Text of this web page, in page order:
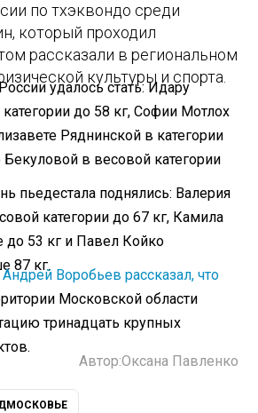
по тхэквондо среди
который проходил
рассказали в региональном
культуры и спорта.
удалось стать: Идару
до 58 кг, Софии Мотлох
Ряднинской в категории
в весовой категории
пьедестала поднялись: Валерия
категории до 67 кг, Камила
до 53 кг и Павел Койко
87 кг.
Андрей Воробьев рассказал, что
Московской области
тринадцать крупных
Автор:Оксана Павленко